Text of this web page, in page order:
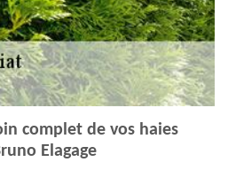
complet de vos haies
Elagage